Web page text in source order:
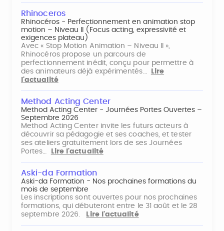
Rhinoceros
Rhinocéros - Perfectionnement en animation stop
motion – Niveau II (Focus acting, expressivité et
exigences plateau)
Avec « Stop Motion Animation – Niveau II »,
Rhinocéros propose un parcours de
perfectionnement inédit, conçu pour permettre à
des animateurs déjà expérimentés…
Lire
l'actualité
Method Acting Center
Method Acting Center - Journées Portes Ouvertes –
Septembre 2026
Method Acting Center invite les futurs acteurs à
découvrir sa pédagogie et ses coaches, et tester
ses ateliers gratuitement lors de ses Journées
Portes…
Lire l'actualité
Aski-da Formation
Aski-da Formation - Nos prochaines formations du
mois de septembre
Les inscriptions sont ouvertes pour nos prochaines
formations, qui débuteront entre le 31 août et le 28
septembre 2026.
Lire l'actualité